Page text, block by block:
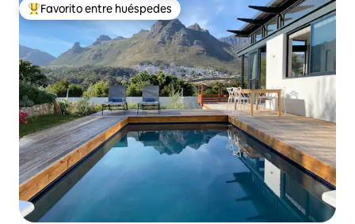
Favorito entre los huéspedes más destacados
Favorito entre huéspedes